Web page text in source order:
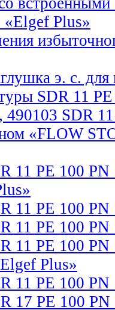
Plus»
э. с.
SDR 11
SDR
«FLOW
11 PE 100 PN
11 PE 100
11 PE 100
11 PE 100
Plus»
11 PE 100
17 PE 100 PN